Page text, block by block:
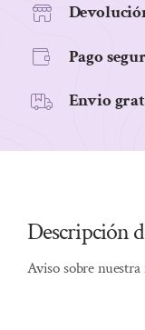
Pago
Envio
Descripción
Aviso sobre nuestra